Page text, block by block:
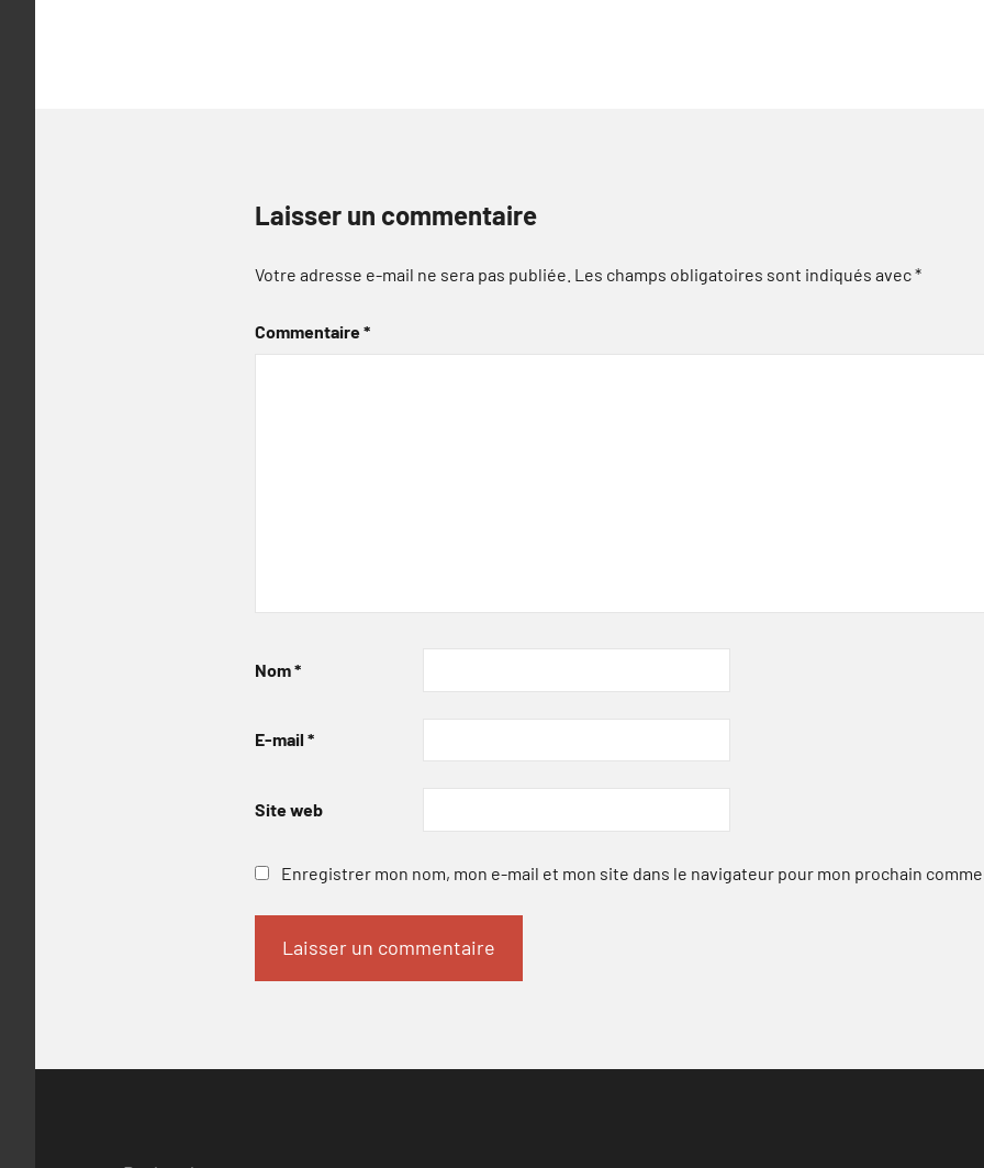
Laisser un commentaire
Votre adresse e-mail ne sera pas publiée. Les champs obligatoires sont indiqués avec*
Commentaire*
Nom*
E-mail *
Site web
Enregistrer mon nom, mon e-mail et mon site dans le navigateur pour mon prochain